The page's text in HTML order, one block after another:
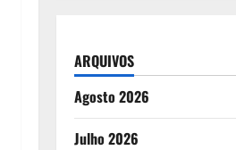
ARQUIVOS
Agosto 2026
Julho 2026